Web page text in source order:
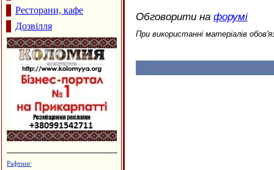
Ресторани, кафе
Дозвілля
Будцентр "Деніго"
Обговорити на форумі
При використанні матеріалів